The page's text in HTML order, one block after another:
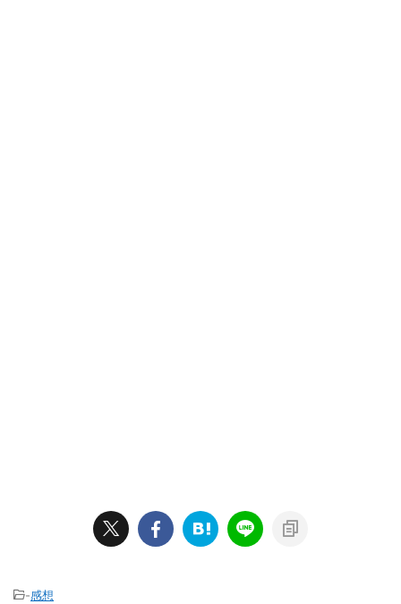
-感想